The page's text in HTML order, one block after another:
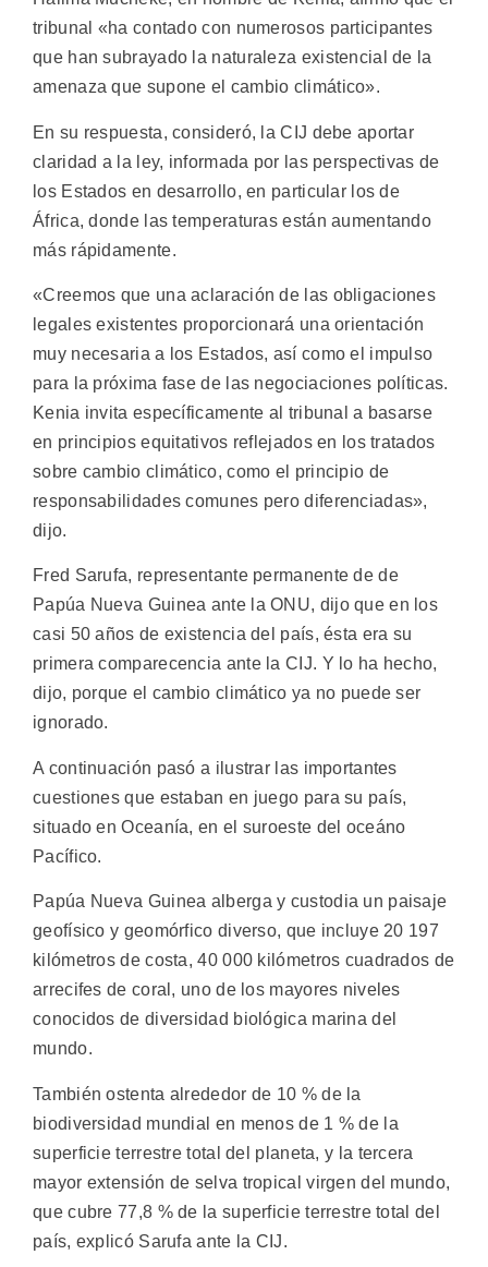
tribunal «ha contado con numerosos participantes
que han subrayado la naturaleza existencial de la
amenaza que supone el cambio climático».
En su respuesta, consideró, la CIJ debe aportar
claridad a la ley, informada por las perspectivas de
los Estados en desarrollo, en particular los de
África, donde las temperaturas están aumentando
más rápidamente.
«Creemos que una aclaración de las obligaciones
legales existentes proporcionará una orientación
muy necesaria a los Estados, así como el impulso
para la próxima fase de las negociaciones políticas.
Kenia invita específicamente al tribunal a basarse
en principios equitativos reflejados en los tratados
sobre cambio climático, como el principio de
responsabilidades comunes pero diferenciadas»,
dijo.
Fred Sarufa, representante permanente de de
Papúa Nueva Guinea ante la ONU, dijo que en los
casi 50 años de existencia del país, ésta era su
primera comparecencia ante la CIJ. Y lo ha hecho,
dijo, porque el cambio climático ya no puede ser
ignorado.
A continuación pasó a ilustrar las importantes
cuestiones que estaban en juego para su país,
situado en Oceanía, en el suroeste del oceáno
Pacífico.
Papúa Nueva Guinea alberga y custodia un paisaje
geofísico y geomórfico diverso, que incluye 20 197
kilómetros de costa, 40 000 kilómetros cuadrados de
arrecifes de coral, uno de los mayores niveles
conocidos de diversidad biológica marina del
mundo.
También ostenta alrededor de 10 % de la
biodiversidad mundial en menos de 1 % de la
superficie terrestre total del planeta, y la tercera
mayor extensión de selva tropical virgen del mundo,
que cubre 77,8 % de la superficie terrestre total del
país, explicó Sarufa ante la CIJ.